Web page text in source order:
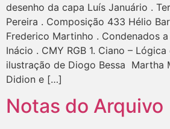
desenho da capa Luís Januário .
Pereira . Composição 433 Hélio
Frederico Martinho . Condenados
Inácio . CMY RGB 1. Ciano –
ilustração de Diogo Bessa Martha
Didion e […]
Notas do Arquivo